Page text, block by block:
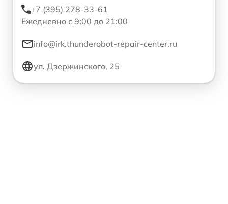
+7 (395) 278-33-61
Ежедневно с 9:00 до 21:00
info@irk.thunderobot-repair-center.ru
ул. Дзержинского, 25